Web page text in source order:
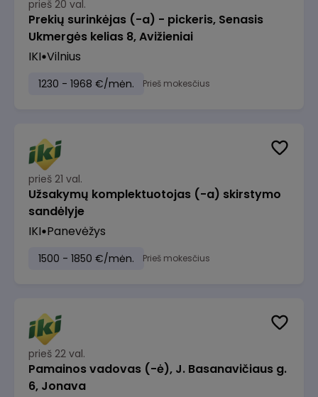
prieš 20 val.
Prekių surinkėjas (-a) - pickeris, Senasis
Ukmergės kelias 8, Avižieniai
IKI Vilnius
1230 - 1968 €/mėn. Prieš mokesčius
prieš 21 val.
Užsakymų komplektuotojas (-a) skirstymo
sandėlyje
IKI Panevėžys
1500 - 1850 €/mėn. Prieš mokesčius
prieš 22 val.
Pamainos vadovas (-ė), J. Basanavičiaus g.
6, Jonava